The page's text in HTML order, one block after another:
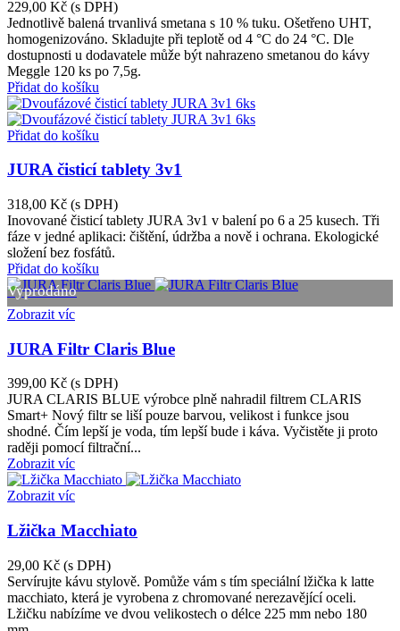
229,00 Kč (s DPH)
Jednotlivě balená trvanlivá smetana s 10 % tuku. Ošetřeno UHT,
homogenizováno. Skladujte při teplotě od 4 °C do 24 °C. Dle
dostupnosti u dodavatele může být nahrazeno smetanou do kávy
Meggle 120 ks po 7,5g.
Přidat do košíku
Přidat do košíku
JURA čisticí tablety 3v1
318,00 Kč (s DPH)
Inovované čisticí tablety JURA 3v1 v balení po 6 a 25 kusech. Tři
fáze v jedné aplikaci: čištění, údržba a nově i ochrana. Ekologické
složení bez fosfátů.
Přidat do košíku
Vyprodáno
Zobrazit víc
JURA Filtr Claris Blue
399,00 Kč (s DPH)
JURA CLARIS BLUE výrobce plně nahradil filtrem CLARIS
Smart+ Nový filtr se liší pouze barvou, velikost i funkce jsou
shodné. Čím lepší je voda, tím lepší bude i káva. Vyčistěte ji proto
raději pomocí filtrační...
Zobrazit víc
Zobrazit víc
Lžička Macchiato
29,00 Kč (s DPH)
Servírujte kávu stylově. Pomůže vám s tím speciální lžička k latte
macchiato, která je vyrobena z chromované nerezavějící oceli.
Lžičku nabízíme ve dvou velikostech o délce 225 mm nebo 180